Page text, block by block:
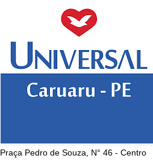
Praça Pedro de Souza, N° 46 - Centro